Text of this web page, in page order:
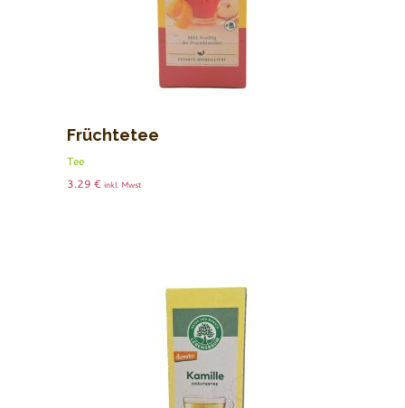
Früchtetee
Tee
3.29 € inkl. Mwst